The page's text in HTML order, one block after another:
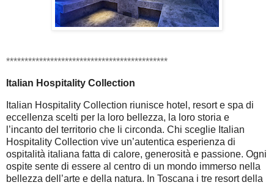
********************************************
Italian Hospitality Collection
Italian Hospitality Collection riunisce hotel, resort e spa di
eccellenza scelti per la loro bellezza, la loro storia e
l’incanto del territorio che li circonda. Chi sceglie Italian
Hospitality Collection vive un’autentica esperienza di
ospitalità italiana fatta di calore, generosità e passione. Ogni
ospite sente di essere al centro di un mondo immerso nella
bellezza dell’arte e della natura. In Toscana i tre resort della